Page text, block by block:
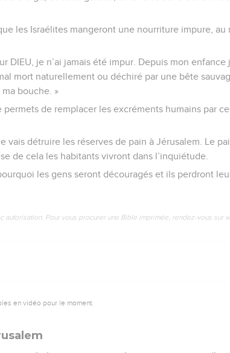
les Israélites mangeront une nourriture impure,
DIEU, je n’ai jamais été impur. Depuis mon enfance
mort naturellement ou déchiré par une bête
bouche. »
permets de remplacer les excréments humains par
vais détruire les réserves de pain à Jérusalem. Le
de cela les habitants vivront dans l’inquiétude.
les gens seront découragés et ils perdront
autorisation. Pour vous procurer une Bible imprimée, rendez-vous sur
en vidéo pour le moment.